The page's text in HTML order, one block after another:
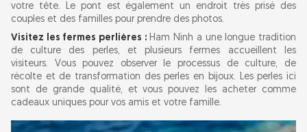
votre tête. Le pont est également un endroit très prisé des
couples et des familles pour prendre des photos.
Visitez les fermes perlières :Ham Ninh a une longue tradition
de culture des perles, et plusieurs fermes accueillent les
visiteurs. Vous pouvez observer le processus de culture, de
récolte et de transformation des perles en bijoux. Les perles ici
sont de grande qualité, et vous pouvez les acheter comme
cadeaux uniques pour vos amis et votre famille.